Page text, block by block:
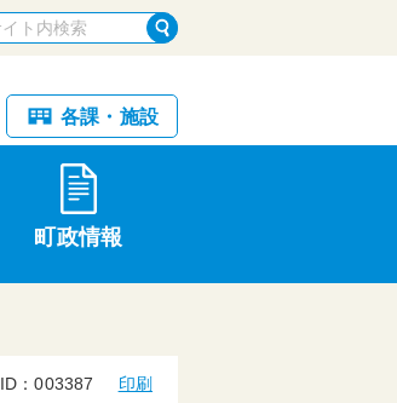
各課・施設
町政情報
：003387 印刷